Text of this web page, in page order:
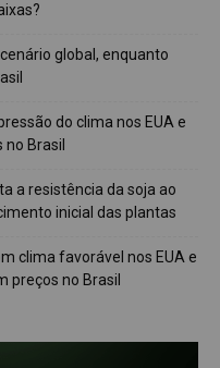
global, enquanto
do clima nos EUA e
Brasil
a resistência da soja ao
inicial das plantas
clima favorável nos EUA e
preços no Brasil